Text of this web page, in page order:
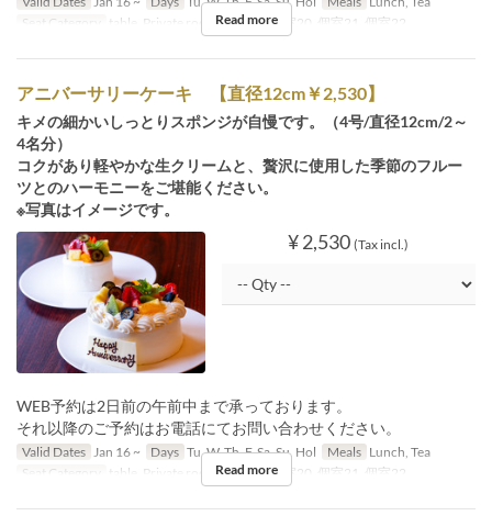
Seat Category
table, Private room, 個室19, 個室20, 個室21, 個室22
Read more
アニバーサリーケーキ 【直径12cm￥2,530】
キメの細かいしっとりスポンジが自慢です。（4号/直径12cm/2～
4名分）
コクがあり軽やかな生クリームと、贅沢に使用した季節のフルー
ツとのハーモニーをご堪能ください。
※写真はイメージです。
¥ 2,530 (Tax incl.)
WEB予約は2日前の午前中まで承っております。
それ以降のご予約はお電話にてお問い合わせください。
Valid Dates Jan 16 ~ Days Tu, W, Th, F, Sa, Su, Hol Meals Lunch, Tea
Seat Category
table, Private room, 個室19, 個室20, 個室21, 個室22
Read more